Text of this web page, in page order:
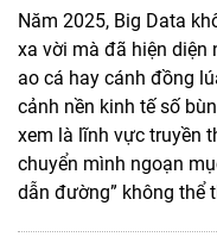
Năm 2025, Big Data
xa vời mà đã hiện diện
ao cá hay cánh đồng
cảnh nền kinh tế số
xem là lĩnh vực truyền
chuyển mình ngoạn
dẫn đường” không thể